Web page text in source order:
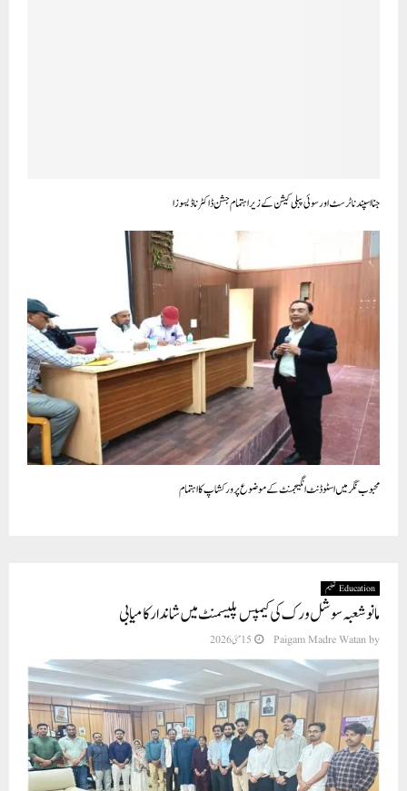
جنااسپندناٹرسٹ اور سوئی پبلی کیشن کے زیرا ہتمام جشن ڈاکٹر ناڈیسوزا
محبوب نگر میں اسٹوڈنٹ انگیجمنٹ کے موضوع پر ورکشاپ کا اہتمام
Education تعلیم
مانو شعبہ سوشل ورک کی کیمپس پلیسمنٹ میں شاندار کامیابی
by
Paigam Madre Watan 15 مئی 2026